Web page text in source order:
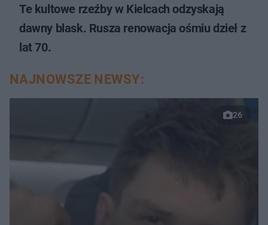
Te kultowe rzeźby w Kielcach odzyskają
dawny blask. Rusza renowacja ośmiu dzieł z
lat 70.
NAJNOWSZE NEWSY:
26